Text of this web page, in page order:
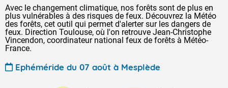
Avec le changement climatique, nos forêts sont de plus en
plus vulnérables à des risques de feux. Découvrez la Météo
des forêts, cet outil qui permet d'alerter sur les dangers de
feux. Direction Toulouse, où l'on retrouve Jean-Christophe
Vincendon, coordinateur national feux de forêts à Météo-
France.
Ephéméride du 07 août à Mesplède